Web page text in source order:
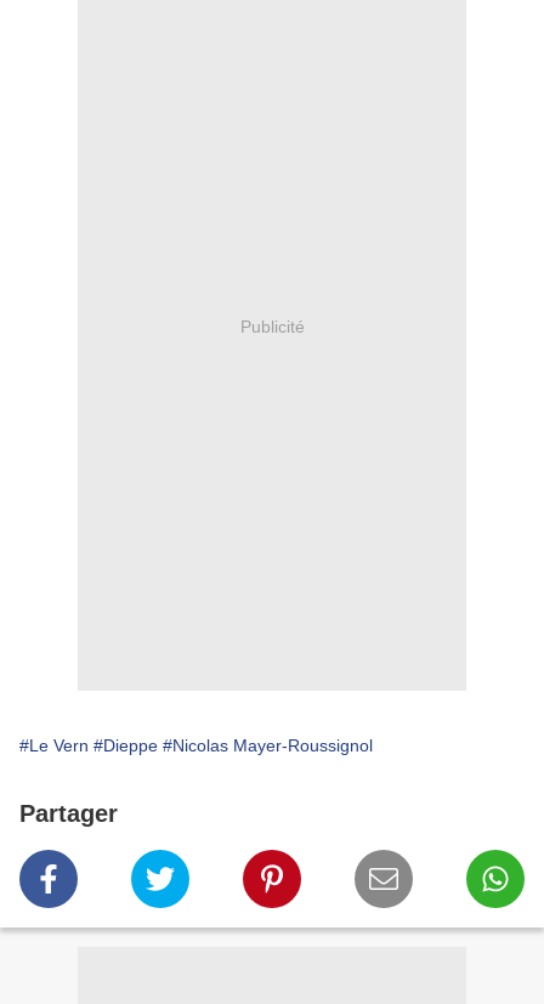
Publicité
#Le Vern #Dieppe #Nicolas Mayer-Roussignol
Partager